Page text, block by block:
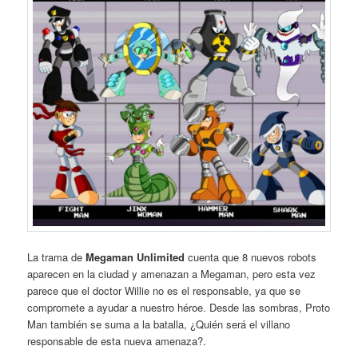
La trama deMegaman Unlimited cuenta que 8 nuevos robots
aparecen en la ciudad y amenazan a Megaman, pero esta vez
parece que el doctor Willie no es el responsable, ya que se
compromete a ayudar a nuestro héroe. Desde las sombras, Proto
Man también se suma a la batalla, ¿Quién será el villano
responsable de esta nueva amenaza?.